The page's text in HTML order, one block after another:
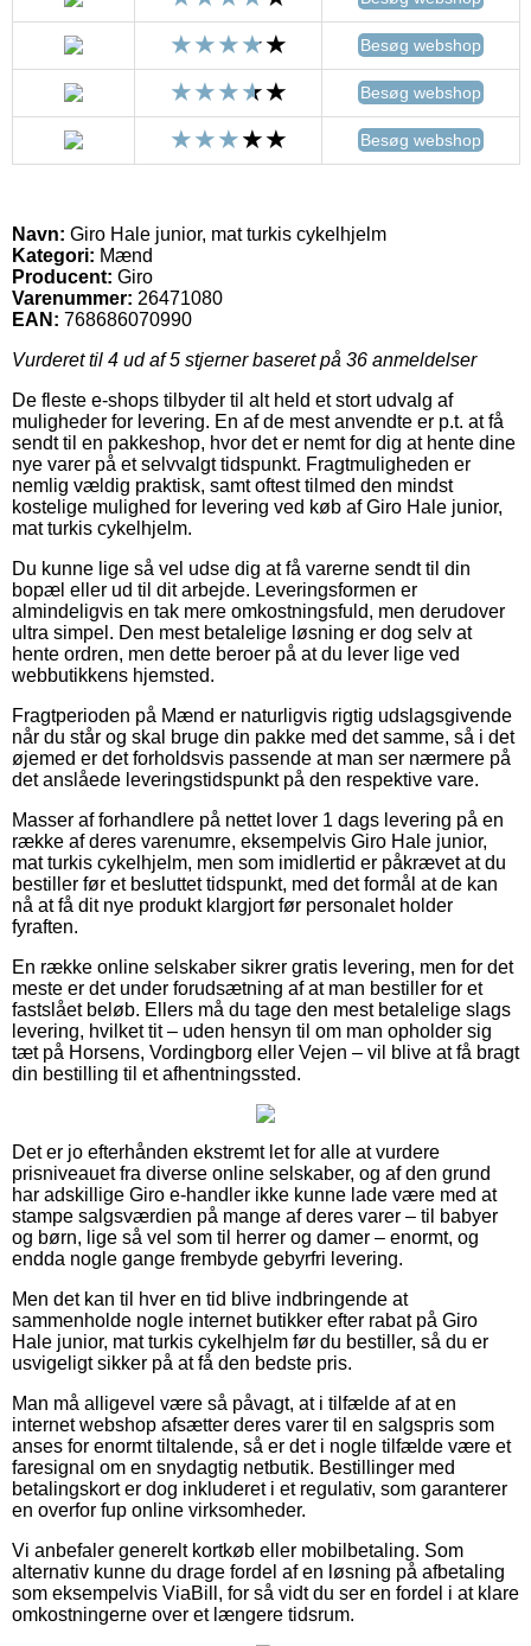
Besøg webshop
Besøg webshop
Besøg webshop
Navn: Giro Hale junior, mat turkis cykelhjelm
Kategori: Mænd
Producent: Giro
Varenummer: 26471080
EAN: 768686070990
Vurderet til 4 ud af 5 stjerner baseret på 36 anmeldelser
De fleste e-shops tilbyder til alt held et stort udvalg af
muligheder for levering. En af de mest anvendte er p.t. at få
sendt til en pakkeshop, hvor det er nemt for dig at hente dine
nye varer på et selvvalgt tidspunkt. Fragtmuligheden er
nemlig vældig praktisk, samt oftest tilmed den mindst
kostelige mulighed for levering ved køb af Giro Hale junior,
mat turkis cykelhjelm.
Du kunne lige så vel udse dig at få varerne sendt til din
bopæl eller ud til dit arbejde. Leveringsformen er
almindeligvis en tak mere omkostningsfuld, men derudover
ultra simpel. Den mest betalelige løsning er dog selv at
hente ordren, men dette beroer på at du lever lige ved
webbutikkens hjemsted.
Fragtperioden på Mænd er naturligvis rigtig udslagsgivende
når du står og skal bruge din pakke med det samme, så i det
øjemed er det forholdsvis passende at man ser nærmere på
det anslåede leveringstidspunkt på den respektive vare.
Masser af forhandlere på nettet lover 1 dags levering på en
række af deres varenumre, eksempelvis Giro Hale junior,
mat turkis cykelhjelm, men som imidlertid er påkrævet at du
bestiller før et besluttet tidspunkt, med det formål at de kan
nå at få dit nye produkt klargjort før personalet holder
fyraften.
En række online selskaber sikrer gratis levering, men for det
meste er det under forudsætning af at man bestiller for et
fastslået beløb. Ellers må du tage den mest betalelige slags
levering, hvilket tit – uden hensyn til om man opholder sig
tæt på Horsens, Vordingborg eller Vejen – vil blive at få bragt
din bestilling til et afhentningssted.
Det er jo efterhånden ekstremt let for alle at vurdere
prisniveauet fra diverse online selskaber, og af den grund
har adskillige Giro e-handler ikke kunne lade være med at
stampe salgsværdien på mange af deres varer – til babyer
og børn, lige så vel som til herrer og damer – enormt, og
endda nogle gange frembyde gebyrfri levering.
Men det kan til hver en tid blive indbringende at
sammenholde nogle internet butikker efter rabat på Giro
Hale junior, mat turkis cykelhjelm før du bestiller, så du er
usvigeligt sikker på at få den bedste pris.
Man må alligevel være så påvagt, at i tilfælde af at en
internet webshop afsætter deres varer til en salgspris som
anses for enormt tiltalende, så er det i nogle tilfælde være et
faresignal om en snydagtig netbutik. Bestillinger med
betalingskort er dog inkluderet i et regulativ, som garanterer
en overfor fup online virksomheder.
Vi anbefaler generelt kortkøb eller mobilbetaling. Som
alternativ kunne du drage fordel af en løsning på afbetaling
som eksempelvis ViaBill, for så vidt du ser en fordel i at klare
omkostningerne over et længere tidsrum.